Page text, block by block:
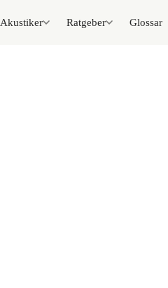
Akustiker Ratgeber Glossar